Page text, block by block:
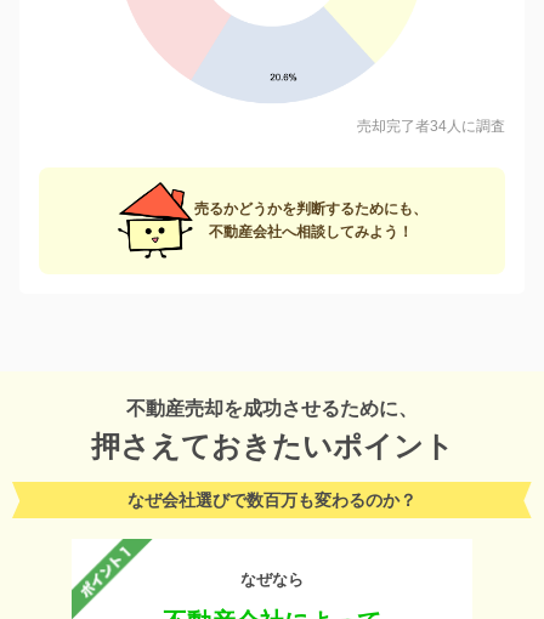
売却完了者34人に調査
売るかどうかを判断するためにも、
不動産会社へ相談してみよう！
不動産売却を成功させるために、
押さえておきたいポイント
なぜ会社選びで数百万も変わるのか？
なぜなら